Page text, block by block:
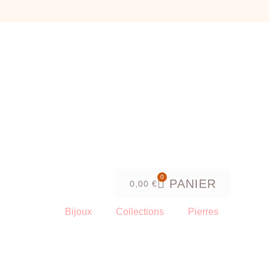
0,00 €
0
PANIER
Bijoux Collections Pierres